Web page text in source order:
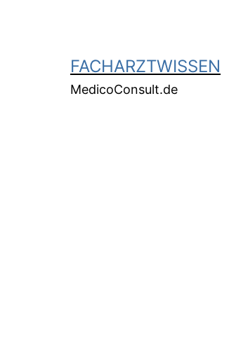
FACHARZTWISSEN
MedicoConsult.de